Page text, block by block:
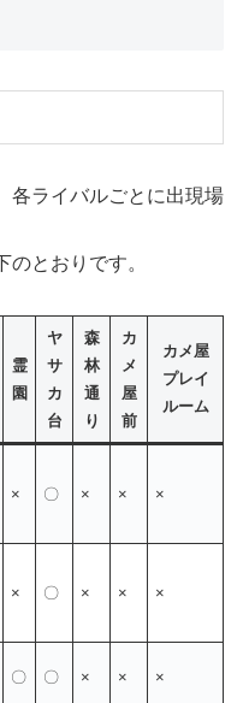
各ライバルごとに出現場
とおりです。
霊
園
ヤ
サ
カ
台
森
林
通
り
カ
メ
屋
前
カメ屋
プレイ
ルーム
× 〇 × × ×
× 〇 × × ×
〇 〇 × × ×